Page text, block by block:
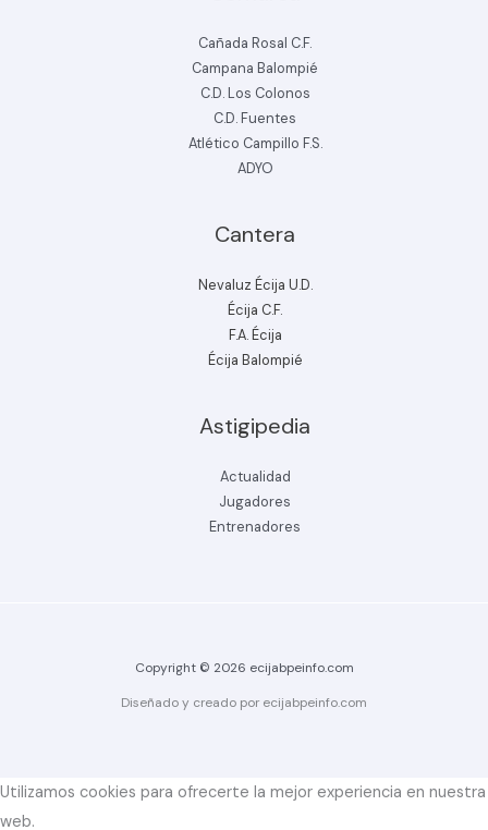
Cañada Rosal C.F.
Campana Balompié
C.D. Los Colonos
C.D. Fuentes
Atlético Campillo F.S.
ADYO
Cantera
Nevaluz Écija U.D.
Écija C.F.
F.A. Écija
Écija Balompié
Astigipedia
Actualidad
Jugadores
Entrenadores
Copyright © 2026 ecijabpeinfo.com
Diseñado y creado por ecijabpeinfo.com
Utilizamos cookies para ofrecerte la mejor experiencia en nuestra
web.